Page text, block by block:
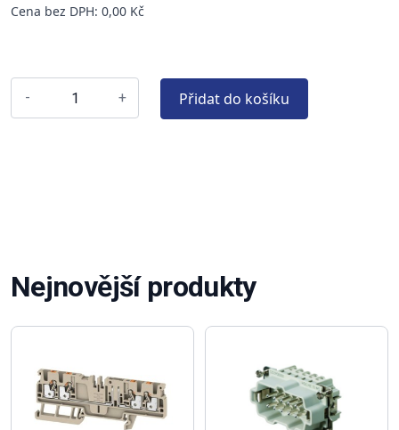
Cena bez DPH: 0,00 Kč
- + Přidat do košíku
Nejnovější produkty